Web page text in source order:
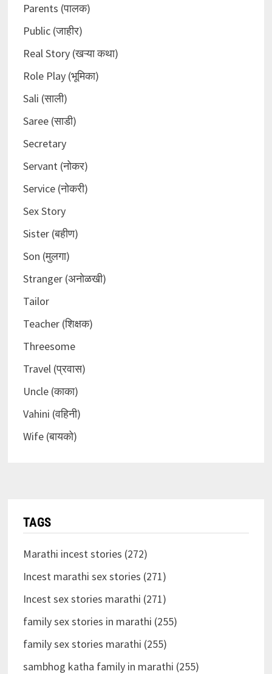
Parents (पालक)
Public (जाहीर)
Real Story (खऱ्या कथा)
Role Play (भूमिका)
Sali (साली)
Saree (साडी)
Secretary
Servant (नोकर)
Service (नोकरी)
Sex Story
Sister (बहीण)
Son (मुलगा)
Stranger (अनोळखी)
Tailor
Teacher (शिक्षक)
Threesome
Travel (प्रवास)
Uncle (काका)
Vahini (वहिनी)
Wife (बायको)
TAGS
Marathi incest stories (272)
Incest marathi sex stories (271)
Incest sex stories marathi (271)
family sex stories in marathi (255)
family sex stories marathi (255)
sambhog katha family in marathi (255)